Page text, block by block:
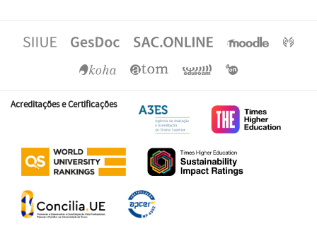
Acreditações e Certificações